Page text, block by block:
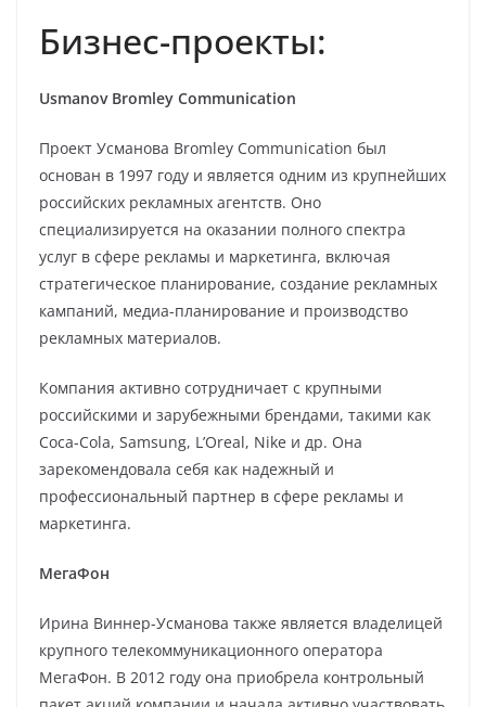
Бизнес-проекты:
Usmanov Bromley Communication
Проект Усманова Bromley Communication был
основан в 1997 году и является одним из крупнейших
российских рекламных агентств. Оно
специализируется на оказании полного спектра
услуг в сфере рекламы и маркетинга, включая
стратегическое планирование, создание рекламных
кампаний, медиа-планирование и производство
рекламных материалов.
Компания активно сотрудничает с крупными
российскими и зарубежными брендами, такими как
Coca-Cola, Samsung, L’Oreal, Nike и др. Она
зарекомендовала себя как надежный и
профессиональный партнер в сфере рекламы и
маркетинга.
МегаФон
Ирина Виннер-Усманова также является владелицей
крупного телекоммуникационного оператора
МегаФон. В 2012 году она приобрела контрольный